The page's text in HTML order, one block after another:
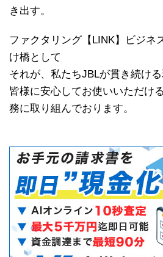
き出す。
ファクタリング【LINK】ビジネ
け橋として
それが、私たちJBLが貫き続ける
皆様に安心してお使いいただけ
務に取り組んでおります。